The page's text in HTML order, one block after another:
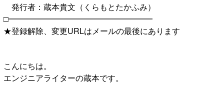
発行者：蔵本貴文（くらもとたかふみ）
□━━━━━━━━━━━━━━━━━━
★登録解除、変更URLはメールの最後にあります
こんにちは。
エンジニアライターの蔵本です。